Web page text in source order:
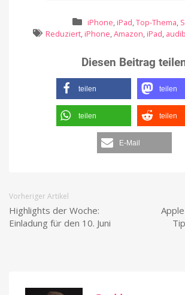
iPhone, iPad,Top-Thema,
Reduziert, iPhone,Amazon, iPad,
Diesen Beitrag
teilen teilen
teilen teilen
E-Mail
Vorheriger Artikel
Highlights der Woche:
Einladung für den 10. Juni